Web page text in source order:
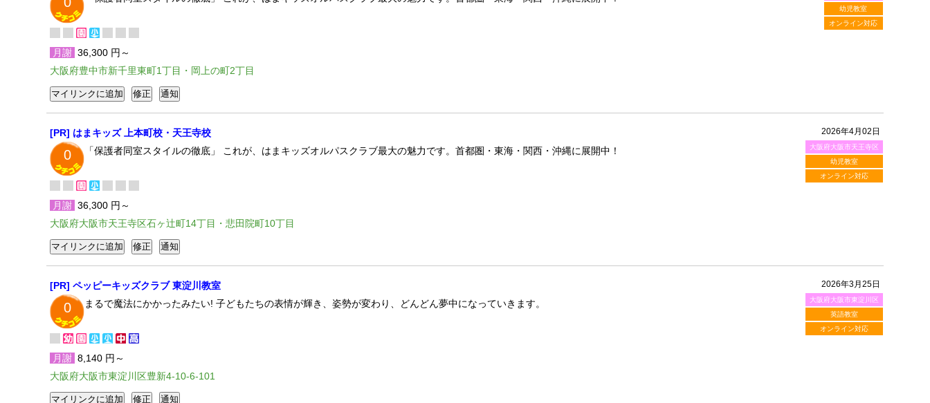
幼児教室
オンライン対応
月謝 36,300 円～
大阪府豊中市新千里東町1丁目・岡上の町2丁目
2026年4月02日
大阪府大阪市天王寺区
幼児教室
オンライン対応
[PR] はまキッズ 上本町校・天王寺校
0 「保護者同室スタイルの徹底」 これが、はまキッズオルパスクラブ最大の魅力です。首都圏・東海・関西・沖縄に展開中！
月謝 36,300 円～
大阪府大阪市天王寺区石ヶ辻町14丁目・悲田院町10丁目
2026年3月25日
大阪府大阪市東淀川区
英語教室
オンライン対応
[PR] ペッピーキッズクラブ 東淀川教室
0 まるで魔法にかかったみたい! 子どもたちの表情が輝き、姿勢が変わり、どんどん夢中になっていきます。
月謝 8,140 円～
大阪府大阪市東淀川区豊新4-10-6-101